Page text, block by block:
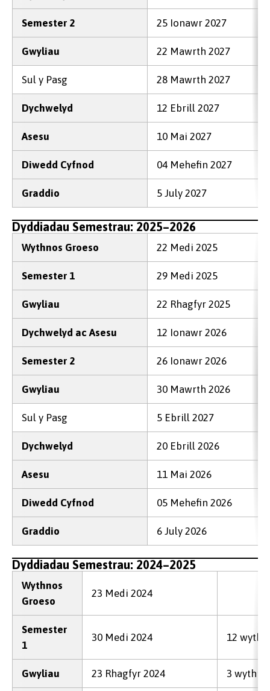
Semester 2 25 Ionawr 2027
Gwyliau 22 Mawrth 2027
Sul y Pasg 28 Mawrth 2027
Dychwelyd 12 Ebrill 2027
Asesu 10 Mai 2027
Diwedd Cyfnod 04 Mehefin 2027
Graddio 5 July 2027
Dyddiadau Semestrau: 2025–2026
Wythnos Groeso 22 Medi 2025
Semester 1 29 Medi 2025
Gwyliau 22 Rhagfyr 2025
Dychwelyd ac Asesu 12 Ionawr 2026
Semester 2 26 Ionawr 2026
Gwyliau 30 Mawrth 2026
Sul y Pasg 5 Ebrill 2027
Dychwelyd 20 Ebrill 2026
Asesu 11 Mai 2026
Diwedd Cyfnod 05 Mehefin 2026
Graddio 6 July 2026
Dyddiadau Semestrau: 2024–2025
Wythnos
Groeso
23 Medi 2024
Semester
1
30 Medi 2024 12
Gwyliau 23 Rhagfyr 2024 3